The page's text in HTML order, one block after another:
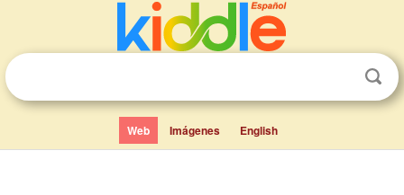
Web Imágenes English